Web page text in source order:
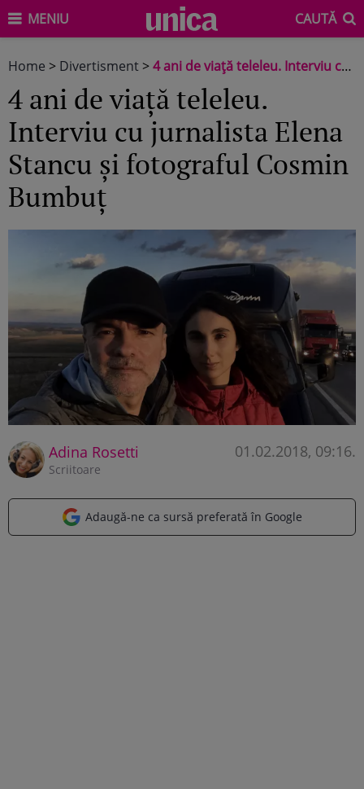
MENIU CAUTĂ
Home > Divertisment >4 ani de viață teleleu. Interviu cu jurnalista Elena Stancu și fotograful Cosmin Bumbuț
4 ani de viață teleleu.
Interviu cu jurnalista Elena
Stancu și fotograful Cosmin
Bumbuț
Adina Rosetti
Scriitoare
01.02.2018, 09:16.
Adaugă-ne ca sursă preferată în Google